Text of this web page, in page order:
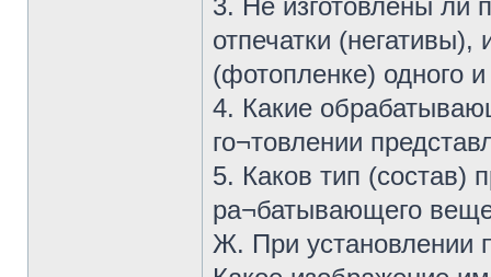
3. Не изготовлены ли
отпечатки
(фотопленке) одного
4. Какие
го¬товлении
5. Каков тип (состав)
ра¬батывающего
Ж. При установлении